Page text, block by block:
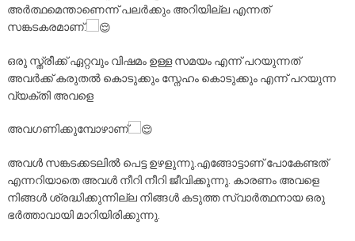
അർത്ഥമെന്താണെന്ന് പലർക്കും അറിയില്ല എന്നത്
സങ്കടകരമാണ്.
ഒരു സ്ത്രീക്ക് ഏറ്റവും വിഷമം ഉള്ള സമയം എന്ന് പറയുന്നത്
അവർക്ക് കരുതൽ കൊടുക്കും സ്നേഹം കൊടുക്കും എന്ന് പറയുന്ന
വ്യക്തി അവളെ
അവഗണിക്കുമ്പോഴാണ്
അവൾ സങ്കടക്കടലിൽ പെട്ട ഉഴളുന്നു.എങ്ങോട്ടാണ് പോകേണ്ടത്
എന്നറിയാതെ അവൾ നീറി നീറി ജീവിക്കുന്നു. കാരണം അവളെ
നിങ്ങൾ ശ്രദ്ധിക്കുന്നില്ല നിങ്ങൾ കടുത്ത സ്വാർത്ഥനായ ഒരു
ഭർത്താവായി മാറിയിരിക്കുന്നു.